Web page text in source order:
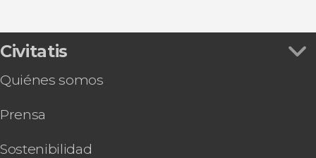
Alquiler de equipo de paddle surf en Playa
Avistamiento de delfines y ballenas en el sur de
Civitatis
Quiénes somos
Prensa
Sostenibilidad